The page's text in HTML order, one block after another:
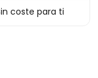
coste para ti